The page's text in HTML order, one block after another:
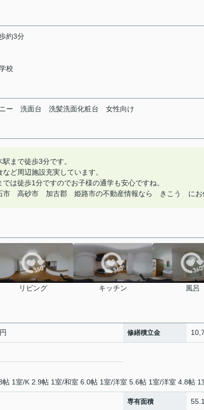
約3分
校
ー 洗面台 洗髪洗面化粧台 女性向け
まで徒歩3分です。
ど周辺施設充実しています。
は徒歩1分ですのでお子様の通学も安心ですね。
市 高砂市 加古郡 姫路市の不動産情報なら きこう にお
リビング キッチン 風呂
修繕積立金
帖 1室/K 2.9帖 1室/和室 6.0帖 1室/洋室 5.6帖 1室/洋室 4.8帖 1
専有面積